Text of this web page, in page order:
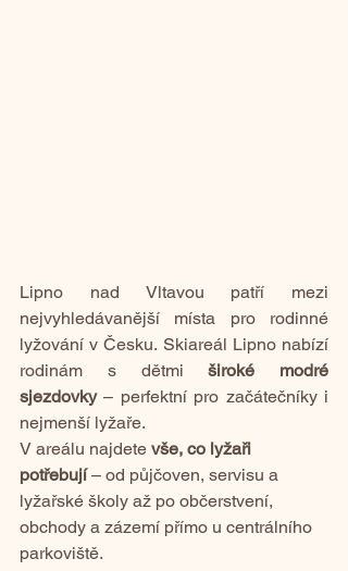
Lipno nad Vltavou patří mezi
nejvyhledávanější místa pro rodinné
lyžování v Česku. Skiareál Lipno nabízí
rodinám s dětmi široké modré
sjezdovky – perfektní pro začátečníky i
nejmenší lyžaře.
V areálu najdete vše, co lyžaři
potřebují – od půjčoven, servisu a
lyžařské školy až po občerstvení,
obchody a zázemí přímo u centrálního
parkoviště.